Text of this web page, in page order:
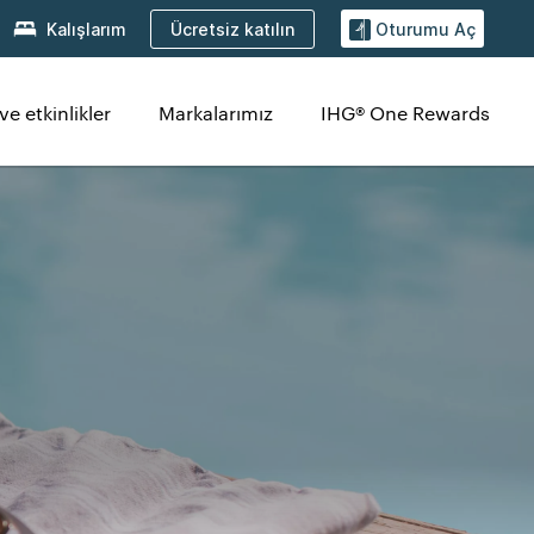
Kalışlarım Ücretsiz katılın Oturumu Aç
etkinlikler Markalarımız IHG® One Rewards